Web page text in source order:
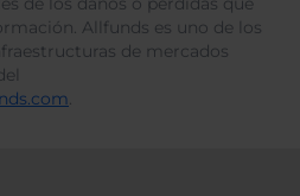
Allfunds es uno de los
de mercados
.